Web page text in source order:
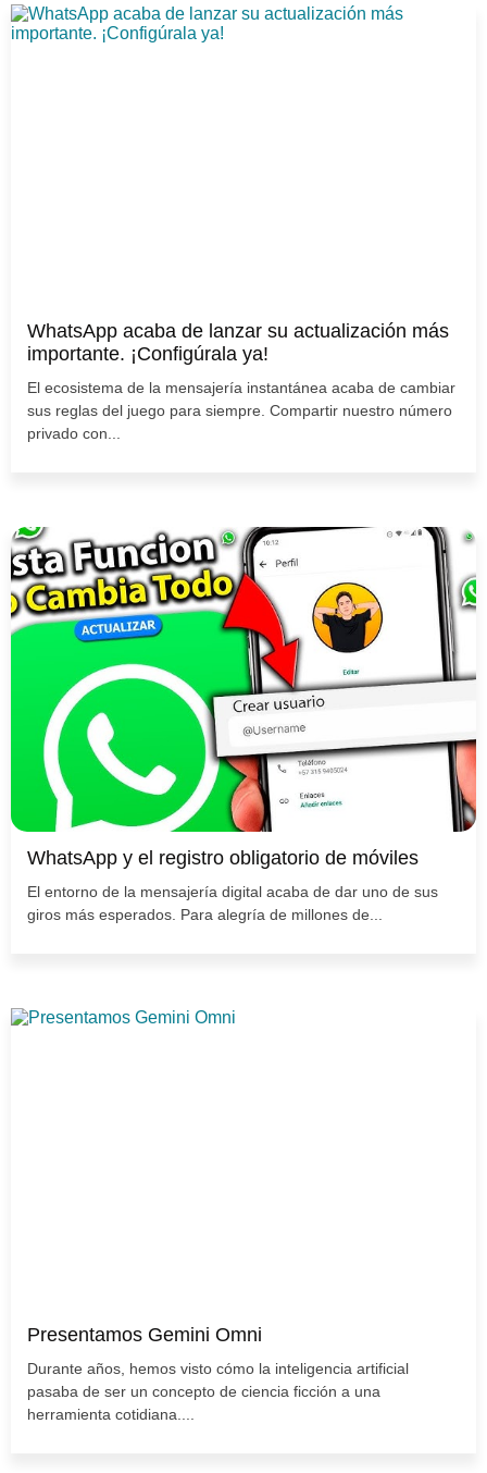
WhatsApp acaba de lanzar su actualización más
importante. ¡Configúrala ya!
El ecosistema de la mensajería instantánea acaba de cambiar
sus reglas del juego para siempre. Compartir nuestro número
privado con...
WhatsApp y el registro obligatorio de móviles
El entorno de la mensajería digital acaba de dar uno de sus
giros más esperados. Para alegría de millones de...
Presentamos Gemini Omni
Durante años, hemos visto cómo la inteligencia artificial
pasaba de ser un concepto de ciencia ficción a una
herramienta cotidiana....